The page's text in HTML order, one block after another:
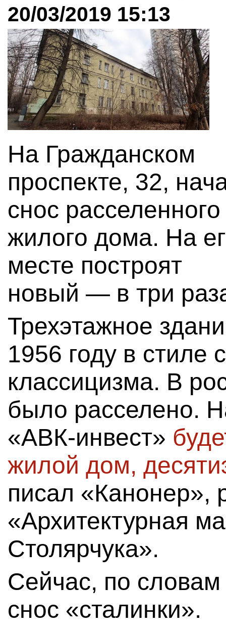
20/03/2019 15:13
На Гражданском
проспекте, 32,
снос расселенного
жилого дома. На
месте построят
новый — в три
Трехэтажное
1956 году в стиле
классицизма. В
было расселено.
«АВК-инвест»
жилой дом,
писал
«Архитектурная
Столярчука».
Сейчас, по словам
снос «сталинки».